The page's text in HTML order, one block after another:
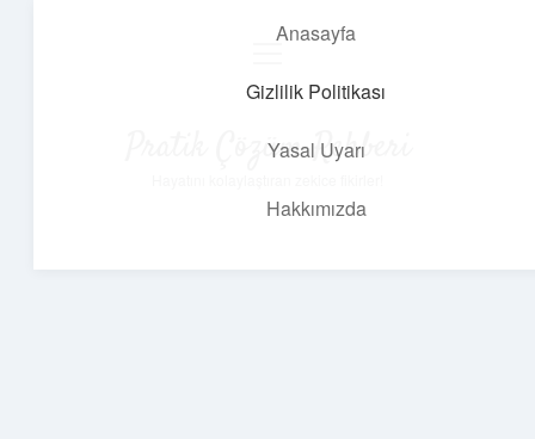
Anasayfa
Gizlilik Politikası
Yasal Uyarı
Hakkımızda
Pratik Çözüm Rehberi